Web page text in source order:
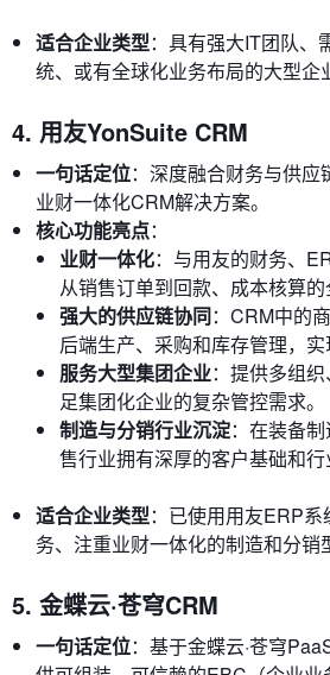
适合企业类型：具有强大IT团队、
统、或有全球化业务布局的大型企
4. 用友YonSuite CRM
一句话定位：深度融合财务与供
业财一体化CRM解决方案。
核心功能亮点：
业财一体化：与用友的财务、
从销售订单到回款、成本核算的
强大的供应链协同：CRM中的
后端生产、采购和库存管理，实
服务大型集团企业：提供多组
足集团化企业的复杂管控需求。
制造与分销行业沉淀：在装备
售行业拥有深厚的客户基础和行
适合企业类型：已使用用友ERP
务、注重业财一体化的制造和分销
5. 金蝶云·苍穹CRM
一句话定位：基于金蝶云·苍穹